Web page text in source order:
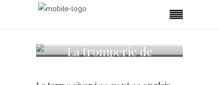
La tromperie de
divertissement et